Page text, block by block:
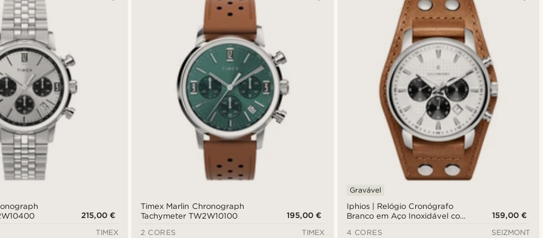
215,00 €
TIMEX
Timex Marlin Chronograph
Tachymeter TW2W10100
195,00 €
2 CORES
TIMEX
Iphios | Relógio Cronógrafo
Branco em Aço Inoxidável com
Gravável
159,00 €
4 CORES
SEIZMONT